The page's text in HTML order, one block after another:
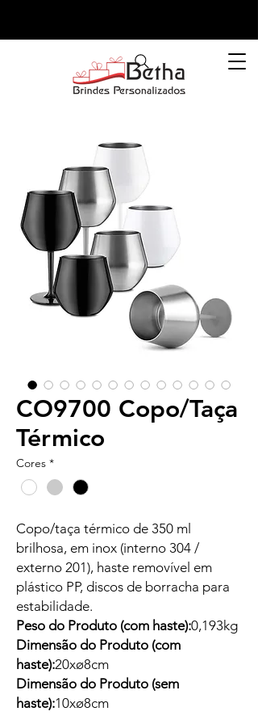
CO9700 Copo/Taça
Térmico
Cores *
Copo/taça térmico de 350 ml
brilhosa, em inox (interno 304 /
externo 201), haste removível em
plástico PP, discos de borracha para
estabilidade.
Peso do Produto (com haste):0,193kg
Dimensão do Produto (com
haste):20xø8cm
Dimensão do Produto (sem
haste):10xø8cm